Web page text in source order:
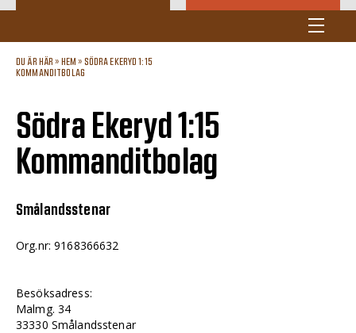
DU ÄR HÄR » HEM » SÖDRA EKERYD 1:15
KOMMANDITBOLAG
Södra Ekeryd 1:15
Kommanditbolag
Smålandsstenar
Org.nr: 9168366632
Besöksadress:
Malmg. 34
33330 Smålandsstenar